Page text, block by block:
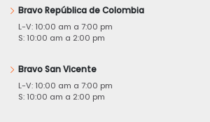
Bravo República de Colombia
L-V: 10:00 am a 7:00 pm
S: 10:00 am a 2:00 pm
Bravo San Vicente
L-V: 10:00 am a 7:00 pm
S: 10:00 am a 2:00 pm